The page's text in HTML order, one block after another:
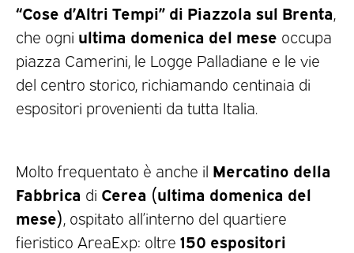
“Cose d’Altri Tempi” di Piazzola sul Brenta
che ogni ultima domenica del mese occupa
piazza Camerini, le Logge Palladiane e le vie
del centro storico, richiamando centinaia di
espositori provenienti da tutta Italia.
Molto frequentato è anche il Mercatino della
Fabbrica di Cerea (ultima domenica del
mese) , ospitato all’interno del quartiere
fieristico AreaExp: oltre 150 espositori